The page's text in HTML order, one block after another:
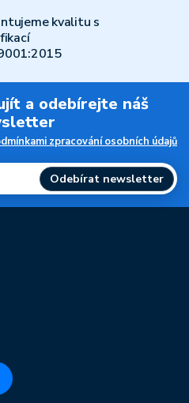
kvalitu s
a odebírejte náš
zpracování osobních údajů
Odebírat newsletter